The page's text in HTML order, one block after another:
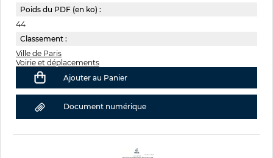
Poids du PDF (en ko) :
44
Classement :
Ville de Paris
Voirie et déplacements
Ajouter au Panier
Document numérique